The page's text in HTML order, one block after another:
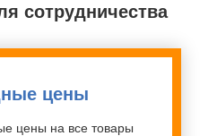
сотрудничества
цены
цены на все товары